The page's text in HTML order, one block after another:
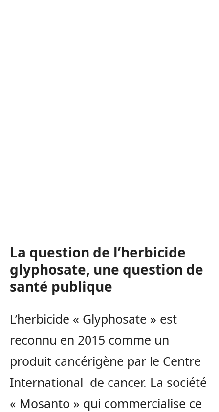
La question de l’herbicide
glyphosate, une question de
santé publique
L’herbicide « Glyphosate » est
reconnu en 2015 comme un
produit cancérigène par le Centre
International de cancer. La société
« Mosanto » qui commercialise ce